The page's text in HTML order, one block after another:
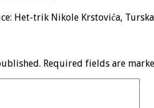
Het-trik Nikole Krstovića,
Required fields are